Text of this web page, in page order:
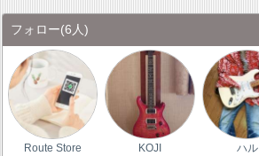
フォロー(6人)
Route Store KOJI ハル